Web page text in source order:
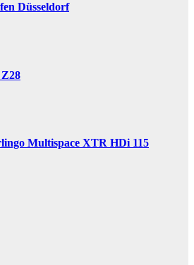
Düsseldorf
Multispace XTR HDi 115